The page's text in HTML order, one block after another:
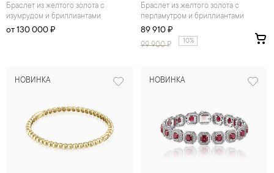
Браслет из желтого золота с
изумрудом и бриллиантами
от 130 000 ₽
Браслет из желтого золота с
перламутром и бриллиантами
89 910 ₽
99 900₽ 10%
НОВИНКА НОВИНКА